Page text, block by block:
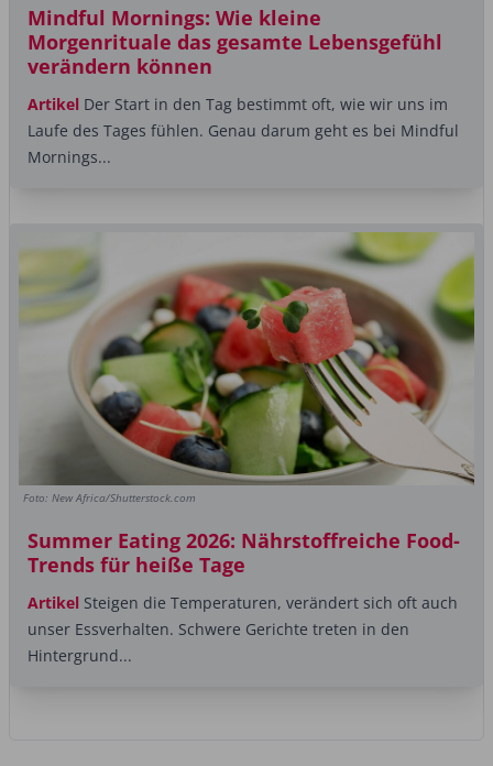
Mindful Mornings: Wie kleine
Morgenrituale das gesamte Lebensgefühl
verändern können
Artikel Der Start in den Tag bestimmt oft, wie wir uns im
Laufe des Tages fühlen. Genau darum geht es bei Mindful
Mornings...
Foto: New Africa/Shutterstock.com
Summer Eating 2026: Nährstoffreiche Food-
Trends für heiße Tage
Artikel Steigen die Temperaturen, verändert sich oft auch
unser Essverhalten. Schwere Gerichte treten in den
Hintergrund...